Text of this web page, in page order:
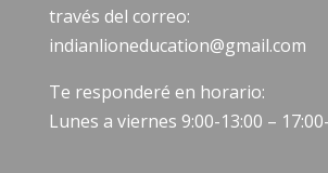
través del correo:
indianlioneducation@gmail.com
Te responderé en horario:
Lunes a viernes 9:00-13:00 –